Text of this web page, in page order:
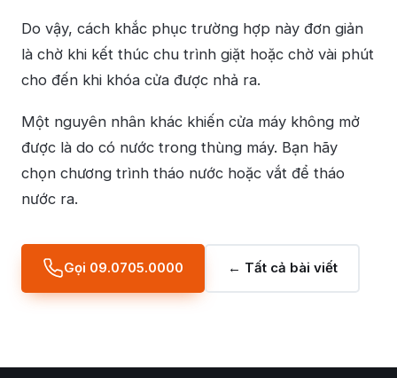
Do vậy, cách khắc phục trường hợp này đơn giản
là chờ khi kết thúc chu trình giặt hoặc chờ vài phút
cho đến khi khóa cửa được nhả ra.
Một nguyên nhân khác khiến cửa máy không mở
được là do có nước trong thùng máy. Bạn hãy
chọn chương trình tháo nước hoặc vắt để tháo
nước ra.
Gọi 09.0705.0000 ← Tất cả bài viết